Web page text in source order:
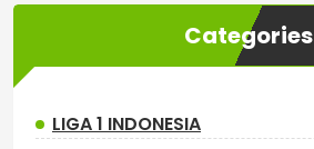
Categories
LIGA 1 INDONESIA